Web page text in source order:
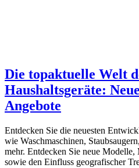
Die topaktuelle Welt
Haushaltsgeräte:
Angebote
Entdecken Sie die neuesten
wie Waschmaschinen,
mehr. Entdecken Sie neue
sowie den Einfluss geografischer